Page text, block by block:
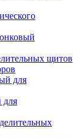
щитов
для